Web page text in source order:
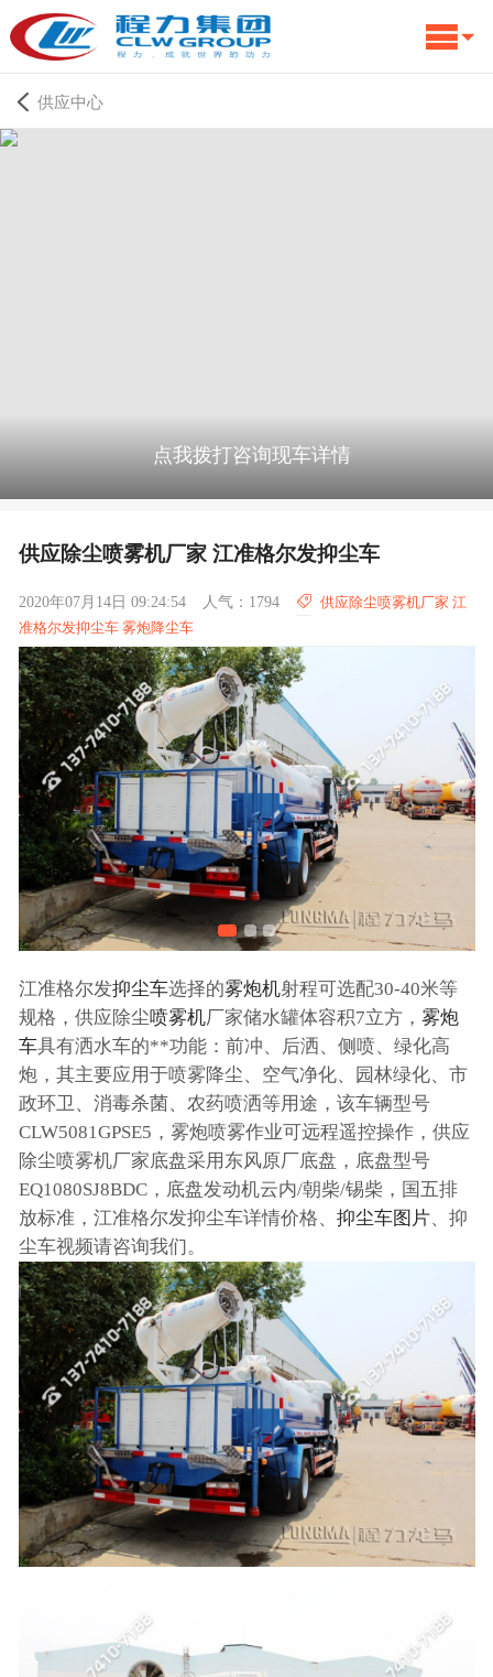
供应中心
点我拨打咨询现车详情
供应除尘喷雾机厂家 江准格尔发抑尘车
2020年07月14日 09:24:54 人气：1794
供应除尘喷雾机厂家 江
准格尔发抑尘车 雾炮降尘车
江准格尔发抑尘车选择的雾炮机射程可选配30-40米等
规格，供应除尘喷雾机厂家储水罐体容积7立方， 雾炮
车具有洒水车的**功能：前冲、后洒、侧喷、绿化高
炮，其主要应用于喷雾降尘、空气净化、园林绿化、市
政环卫、消毒杀菌、农药喷洒等用途，该车辆型号
CLW5081GPSE5，雾炮喷雾作业可远程遥控操作，供应
除尘喷雾机厂家底盘采用东风原厂底盘，底盘型号
EQ1080SJ8BDC，底盘发动机云内/朝柴/锡柴，国五排
放标准，江准格尔发抑尘车详情价格、 抑尘车图片、抑
尘车视频请咨询我们。